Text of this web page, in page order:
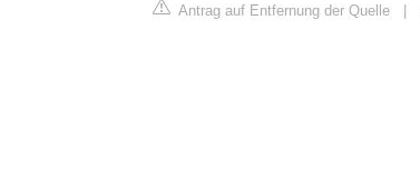
Antrag auf Entfernung der Quelle